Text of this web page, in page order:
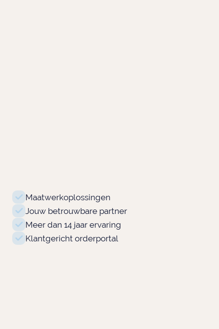
Maatwerkoplossingen
Jouw betrouwbare partner
Meer dan 14 jaar ervaring
Klantgericht orderportal